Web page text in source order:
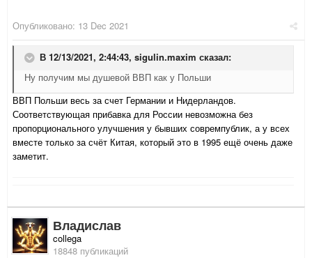
Опубликовано: 13 Dec 2021
В 12/13/2021, 2:44:43, sigulin.maxim сказал:
Ну получим мы душевой ВВП как у Польши
ВВП Польши весь за счет Германии и Нидерландов.
Соответствующая прибавка для России невозможна без
пропорционального улучшения у бывших совремпублик, а у всех
вместе только за счёт Китая, который это в 1995 ещё очень даже
заметит.
Владислав
collega
18848 публикаций